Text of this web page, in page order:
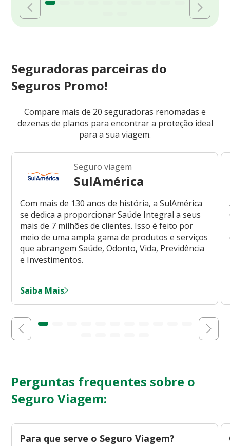
Seguradoras parceiras do
Seguros Promo!
Compare mais de 20 seguradoras renomadas e
dezenas de planos para encontrar a proteção ideal
para a sua viagem.
Seguro viagem
SulAmérica
Com mais de 130 anos de história, a SulAmérica
se dedica a proporcionar Saúde Integral a seus
mais de 7 milhões de clientes. Isso é feito por
meio de uma ampla gama de produtos e serviços
que abrangem Saúde, Odonto, Vida, Previdência
e Investimentos.
Saiba Mais
Perguntas frequentes sobre o
Seguro Viagem:
Para que serve o Seguro Viagem?